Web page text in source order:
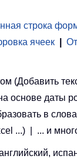
строка
ячеек
(Добавить
основе даты
в
...) | ... и